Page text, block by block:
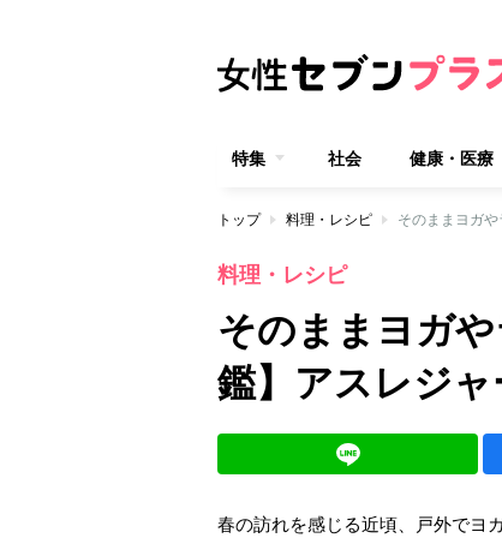
特集 社会 健康・医療
トップ 料理・レシピ そのままヨガ
料理・レシピ
そのままヨガ
鑑】アスレジ
春の訪れを感じる近頃、戸外でヨ